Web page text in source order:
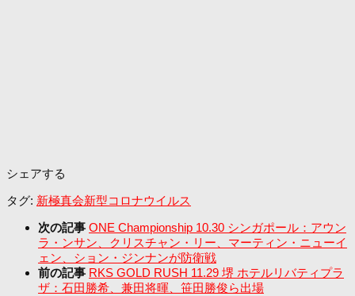
シェアする
タグ: 新極真会新型コロナウイルス
次の記事 ONE Championship 10.30 シンガポール：アウン
ラ・ンサン、クリスチャン・リー、マーティン・ニューイ
ェン、ション・ジンナンが防衛戦
前の記事 RKS GOLD RUSH 11.29 堺 ホテルリバティプラ
ザ：石田勝希、兼田将暉、笹田勝俊ら出場